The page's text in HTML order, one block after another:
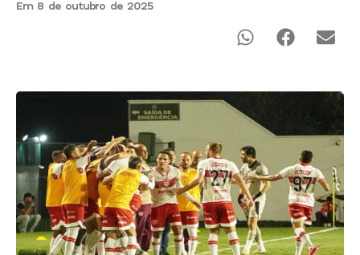
Em 8 de outubro de 2025